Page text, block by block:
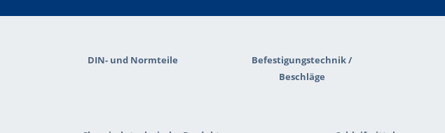
DIN- und Normteile
Befestigungstechnik /
Beschläge